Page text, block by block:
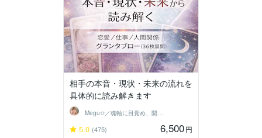
相手の本音・現状・未来の流れを
具体的に読み解きます
Megu✩／魂軸に目覚め、開花させる魔女
5.0 (475) 6,500円